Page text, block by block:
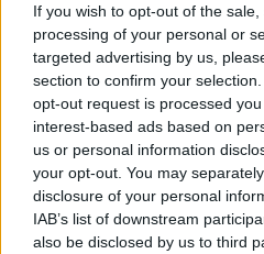
If you wish to opt-out of the
processing of your personal or
targeted advertising by us,
section to confirm your
opt-out request is processed
interest-based ads based on
us or personal information
your opt-out. You may
disclosure of your personal
IAB’s list of downstream
also be disclosed by us to third
Area comunale con 4 ampie
colonnina ...
Belluno (VR) - 6.9km
Via Santuario